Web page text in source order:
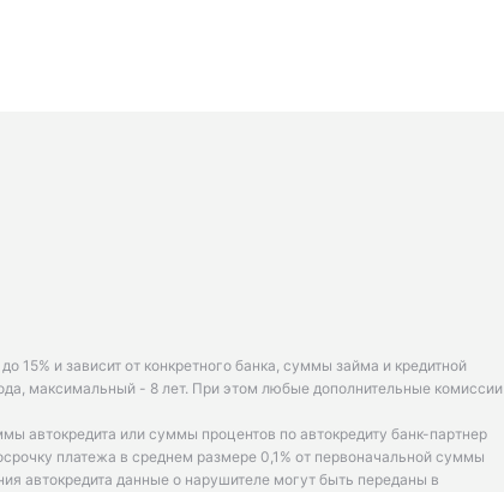
15% и зависит от конкретного банка, суммы займа и кредитной
максимальный - 8 лет. При этом любые дополнительные комиссии
автокредита или суммы процентов по автокредиту банк-партнер
платежа в среднем размере 0,1% от первоначальной суммы
автокредита данные о нарушителе могут быть переданы в